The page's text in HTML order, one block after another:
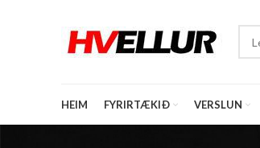
HEIM FYRIRTÆKIÐ VERSLUN